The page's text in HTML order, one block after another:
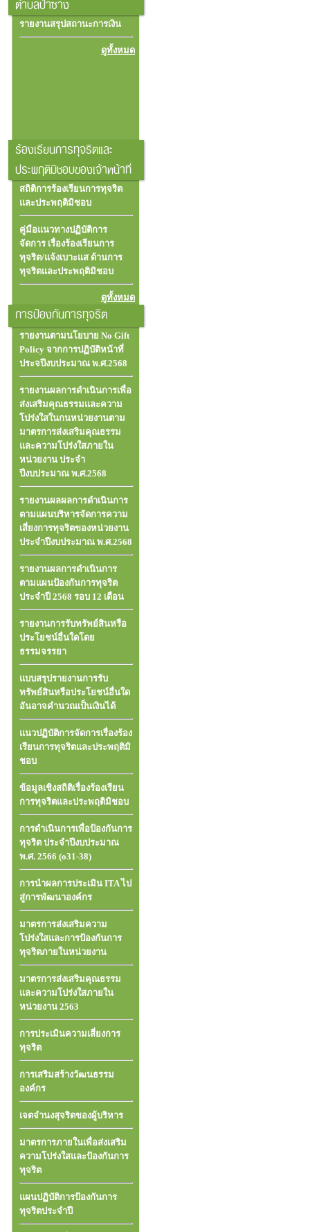
ตำบลป่าซาง
รายงานสรุปสถานะการเงิน
ดูทั้งหมด
ร้องเรียนการทุจริตและ
ประพฤติมิชอบของเจ้าหน้าที่
สถิติการร้องเรียนการทุจริต
และประพฤติมิชอบ
คู่มือแนวทางปฏิบัติการ
จัดการ เรื่องร้องเรียนการ
ทุจริต/แจ้งเบาะแส ด้านการ
ทุจริตและประพฤติมิชอบ
ดูทั้งหมด
การป้องกันการทุจริต
รายงานตามนโยบาย No Gift
Policy จากการปฏิบัติหน้าที่
ประจปีงบประมาณ พ.ศ.2568
รายงานผลการดำเนินการเพื่อ
ส่งเสริมคุณธรรมและความ
โปร่งใสในกนหน่วยงานตาม
มาตรการส่งเสริมคุณธรรม
และความโปร่งใสภายใน
หน่วยงาน ประจำ
ปีงบประมาณ พ.ศ.2568
รายงานผลผลการดำเนินการ
ตามแผนบริหารจัดการความ
เสี่ยงการทุจริตของหน่วยงาน
ประจำปีงบประมาณ พ.ศ.2568
รายงานผลการดำเนินการ
ตามแผนป้องกันการทุจริต
ประจำปี 2568 รอบ 12 เดือน
รายงานการรับทรัพย์สินหรือ
ประโยชน์อื่นใดโดย
ธรรมจรรยา
แบบสรุปรายงานการรับ
ทรัพย์สินหรือประโยชน์อื่นใด
อันอาจคำนวณเป็นเงินได้
แนวปฏิบัติการจัดการเรื่องร้อง
เรียนการทุจริตและประพฤติมิ
ชอบ
ข้อมูลเชิงสถิติเรื่องร้องเรียน
การทุจริตและประพฤติมิชอบ
การดำเนินการเพื่อป้องกันการ
ทุจริต ประจำปีงบประมาณ
พ.ศ. 2566 (o31-38)
การนำผลการประเมิน ITA ไป
สู่การพัฒนาองค์กร
มาตรการส่งเสริมความ
โปร่งใสและการป้องกันการ
ทุจริตภายในหน่วยงาน
มาตรการส่งเสริมคุณธรรม
และความโปร่งใสภายใน
หน่วยงาน 2563
การประเมินความเสี่ยงการ
ทุจริต
การเสริมสร้างวัฒนธรรม
องค์กร
เจตจำนงสุจริตของผู้บริหาร
มาตรการภายในเพื่อส่งเสริม
ความโปร่งใสและป้องกันการ
ทุจริต
แผนปฏิบัติการป้องกันการ
ทุจริตประจำปี